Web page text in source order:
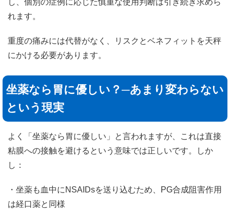
れます。
重度の痛みには代替がなく、リスクとベネフィットを天秤
にかける必要があります。
坐薬なら胃に優しい？─あまり変わらない
という現実
よく「坐薬なら胃に優しい」と言われますが、これは直接
粘膜への接触を避けるという意味では正しいです。しか
し：
・坐薬も血中にNSAIDsを送り込むため、PG合成阻害作用
は経口薬と同様